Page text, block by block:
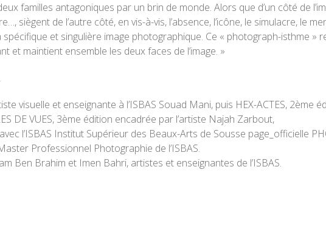
familles antagoniques par un brin de monde. Alors que d’un côté de
siègent de l’autre côté, en vis-à-vis, l’absence, l’icône, le simulacre, le
et singulière image photographique. Ce « photograph-isthme »
et maintient ensemble les deux faces de l’image. »
visuelle et enseignante à l’ISBAS Souad Mani, puis HEX-ACTES,
DE VUES, 3ème édition encadrée par l’artiste Najah Zarbout,
l’ISBAS Institut Supérieur des Beaux-Arts de Sousse page_officielle
Professionnel Photographie de l’ISBAS.
Ben Brahim et Imen Bahri, artistes et enseignantes de l’ISBAS.